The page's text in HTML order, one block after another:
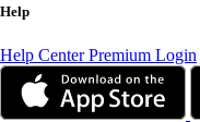
Help
Help CenterPremium Login